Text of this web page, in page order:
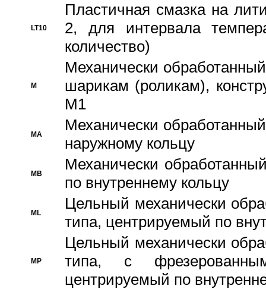
LT10
Пластичная смазка на
2, для интервала
количество)
M
Механически
шарикам (роликам),
M1
MA
Механически
наружному кольцу
MB
Механически
по внутреннему кольцу
ML
Цельный механически
типа, центрируемый по
MP
Цельный механически
типа, с
центрируемый по